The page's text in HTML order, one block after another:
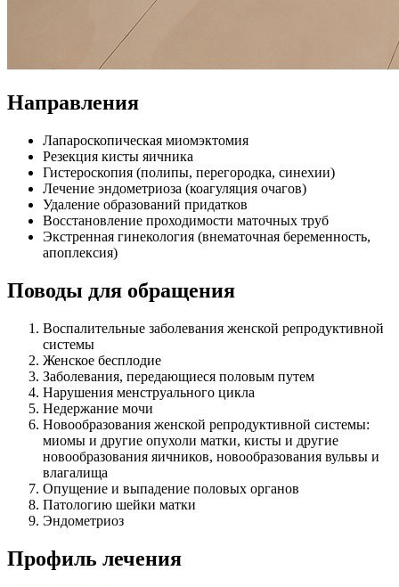
Направления
Лапароскопическая миомэктомия
Резекция кисты яичника
Гистероскопия (полипы, перегородка, синехии)
Лечение эндометриоза (коагуляция очагов)
Удаление образований придатков
Восстановление проходимости маточных труб
Экстренная гинекология (внематочная беременность,
апоплексия)
Поводы для обращения
Воспалительные заболевания женской репродуктивной
системы
Женское бесплодие
Заболевания, передающиеся половым путем
Нарушения менструального цикла
Недержание мочи
Новообразования женской репродуктивной системы:
миомы и другие опухоли матки, кисты и другие
новообразования яичников, новообразования вульвы и
влагалища
Опущение и выпадение половых органов
Патологию шейки матки
Эндометриоз
Профиль лечения